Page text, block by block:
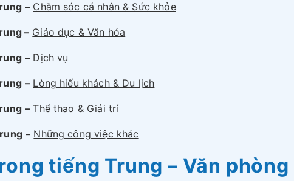
– Chăm sóc cá nhân & Sức khỏe
– Giáo dục & Văn hóa
– Dịch vụ
– Lòng hiếu khách & Du lịch
– Thể thao & Giải trí
– Những công việc khác
tiếng Trung – Văn phòng